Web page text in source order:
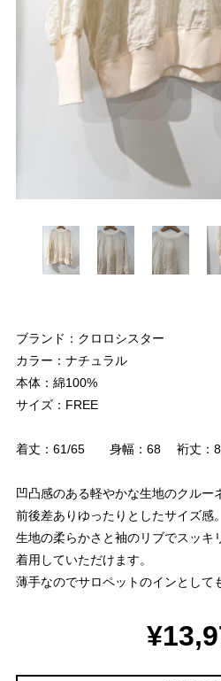
ブランド：クロロシスター
カラー：ナチュラル
本体：綿100%
サイズ：FREE
着丈：61/65 身幅：68 裄丈：
凹凸感のある軽やかな生地のクルー
前後差ありゆったりとしたサイズ感。
生地の柔らかさと袖のリブでスッキ
着用していただけます。
薄手なのでサロペットのインとして